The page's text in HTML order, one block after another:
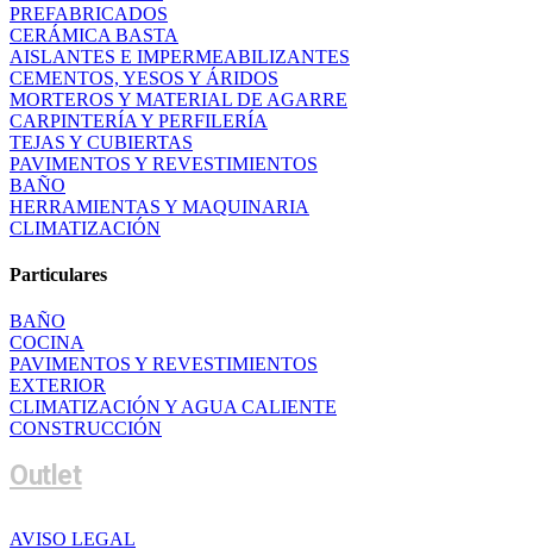
PREFABRICADOS
CERÁMICA BASTA
AISLANTES E IMPERMEABILIZANTES
CEMENTOS, YESOS Y ÁRIDOS
MORTEROS Y MATERIAL DE AGARRE
CARPINTERÍA Y PERFILERÍA
TEJAS Y CUBIERTAS
PAVIMENTOS Y REVESTIMIENTOS
BAÑO
HERRAMIENTAS Y MAQUINARIA
CLIMATIZACIÓN
Particulares
BAÑO
COCINA
PAVIMENTOS Y REVESTIMIENTOS
EXTERIOR
CLIMATIZACIÓN Y AGUA CALIENTE
CONSTRUCCIÓN
Outlet
AVISO LEGAL